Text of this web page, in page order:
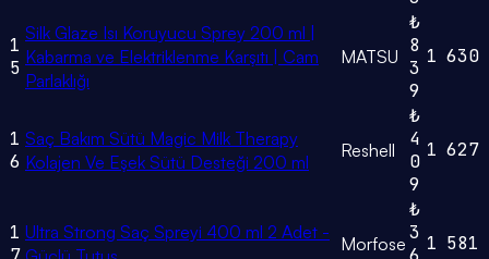
1
5
Silk Glaze Isı Koruyucu Sprey 200 ml |
Kabarma ve Elektriklenme Karşıtı | Cam
Parlaklığı
MATSU
₺
8
3
9
1 630
1
6
Saç Bakım Sütü Magic Milk Therapy
Kolajen Ve Eşek Sütü Desteği 200 ml
Reshell
₺
4
0
9
1 627
1 Ultra Strong Saç Spreyi 400 ml 2 Adet -
Morfose
₺
3 1 581